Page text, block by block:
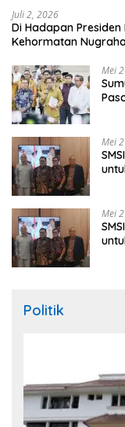
Juli 2, 2026
Di Hadapan
Kehormatan
Mei
Mei
Mei
Politik